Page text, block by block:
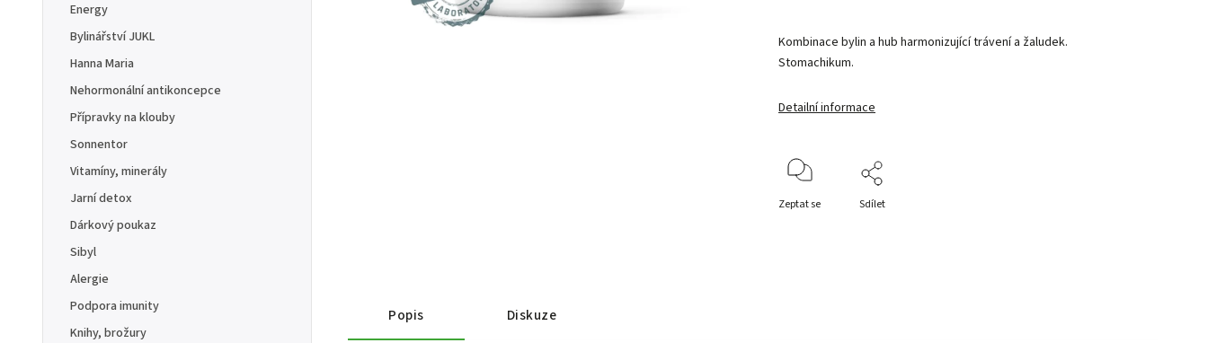
Energy
Bylinářství JUKL
Hanna Maria
Nehormonální antikoncepce
Přípravky na klouby
Sonnentor
Vitamíny, minerály
Jarní detox
Dárkový poukaz
Sibyl
Alergie
Podpora imunity
Knihy, brožury
Kombinace bylin a hub harmonizující trávení a žaludek.
Stomachikum.
Detailní informace
Zeptat se Sdílet
Popis Diskuze